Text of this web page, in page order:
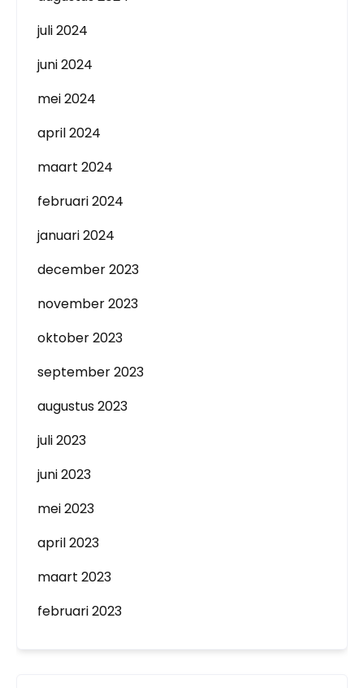
juli 2024
juni 2024
mei 2024
april 2024
maart 2024
februari 2024
januari 2024
december 2023
november 2023
oktober 2023
september 2023
augustus 2023
juli 2023
juni 2023
mei 2023
april 2023
maart 2023
februari 2023